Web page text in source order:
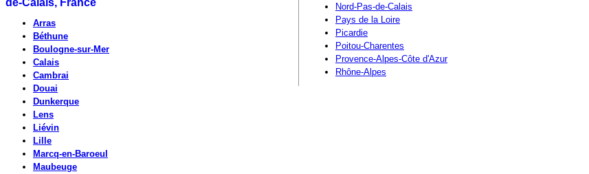
de-Calais, France
Arras
Béthune
Boulogne-sur-Mer
Calais
Cambrai
Douai
Dunkerque
Lens
Liévin
Lille
Marcq-en-Baroeul
Maubeuge
Nord-Pas-de-Calais
Pays de la Loire
Picardie
Poitou-Charentes
Provence-Alpes-Côte d'Azur
Rhône-Alpes